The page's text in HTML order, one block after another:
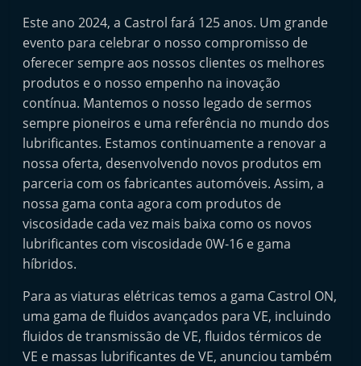
A
f
t
e
r
m
a
r
e
t
u
t
o
m
Este ano 2024, a Castrol fará 125 anos. Um grande
evento para celebrar o nosso compromisso de
oferecer sempre aos nossos clientes os melhores
produtos e o nosso empenho na inovação
contínua. Mantemos o nosso legado de sermos
sempre pioneiros e uma referência no mundo dos
lubrificantes. Estamos continuamente a renovar a
nossa oferta, desenvolvendo novos produtos em
parceria com os fabricantes automóveis. Assim, a
nossa gama conta agora com produtos de
viscosidade cada vez mais baixa como os novos
lubrificantes com viscosidade 0W-16 e gama
híbridos.
Para as viaturas elétricas temos a gama Castrol ON,
uma gama de fluidos avançados para VE, incluindo
fluidos de transmissão de VE, fluidos térmicos de
VE e massas lubrificantes de VE, anunciou também